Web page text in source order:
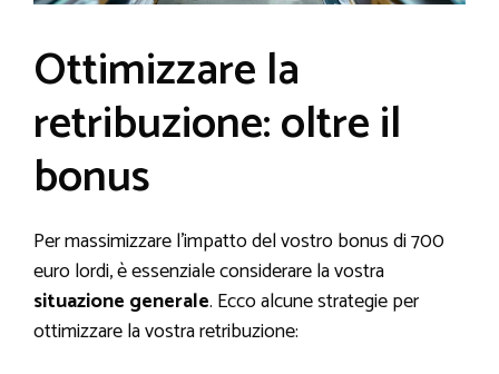
Ottimizzare la
retribuzione: oltre il
bonus
Per massimizzare l’impatto del vostro bonus di 700
euro lordi, è essenziale considerare la vostra
situazione generale. Ecco alcune strategie per
ottimizzare la vostra retribuzione: